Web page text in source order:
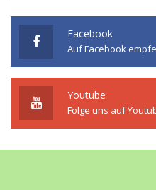
Facebook
Auf Facebook
Youtube
Folge uns auf